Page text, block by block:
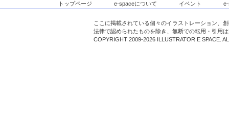
トップページ e-spaceについて イベント
ここに掲載されている個々のイラストレーション、
法律で認められたものを除き、無断での転用・引用
COPYRIGHT 2009-2026 ILLUSTRATOR E SPACE.